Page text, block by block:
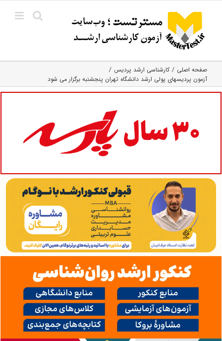
content
صفحه اصلی
کارشناسی ارشد پردیس
آزمون پردیسهای پولی ارشد دانشگاه تهران پنجشنبه برگزار می شود